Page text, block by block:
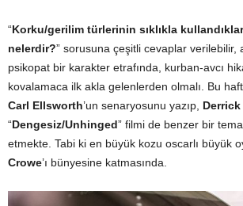
“Korku/gerilim türlerinin sıklıkla
nelerdir?” sorusuna çeşitli cevaplar verilebilir,
psikopat bir karakter etrafında, kurban-avcı
kovalamaca ilk akla gelenlerden olmalı. Bu
Carl Ellsworth’un senaryosunu yazıp,
“Dengesiz/Unhinged” filmi de benzer bir
etmekte. Tabi ki en büyük kozu oscarlı büyük
Crowe’ı bünyesine katmasında.